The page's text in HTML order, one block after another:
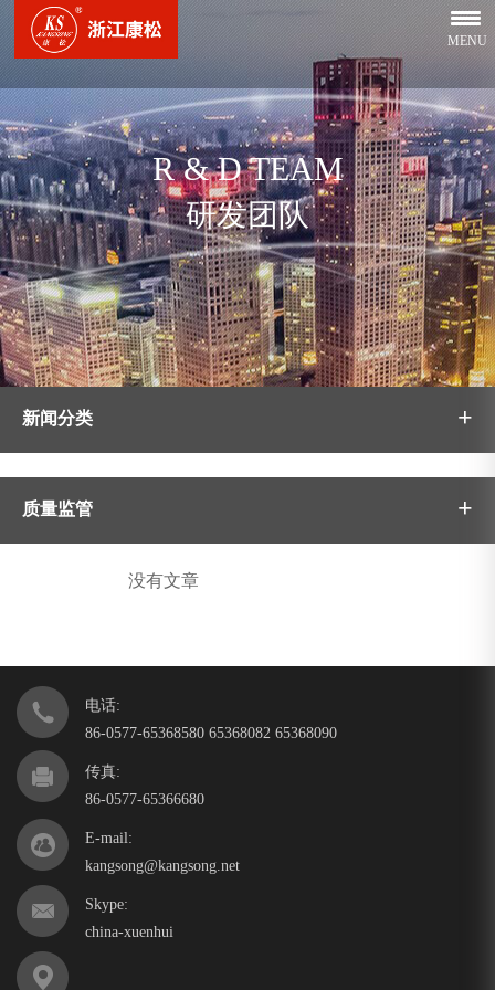
MENU
R & D TEAM
研发团队
新闻分类 +
质量监管 +
没有文章
电话:
86-0577-65368580 65368082 65368090
传真:
86-0577-65366680
E-mail:
kangsong@kangsong.net
Skype:
china-xuenhui